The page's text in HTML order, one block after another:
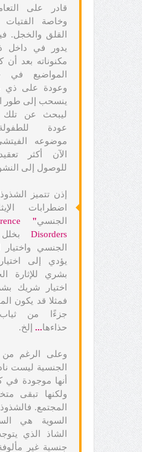
قادر على
وخاصة
القلق والخجل.
يدور في داخل
مكنوناته بعد
المواضيع في
وعودة على ذي
ينسحب إلى طور
ليبحث عن تلك
عودة
موضوعه
الآن أكثر
للوصول إلى
إذن تتميز
اضطرابات
الجنسي"
Disorders
الجنسي
يؤدي إلى
بشري للإثارة
اختيار شريك
فمثلا قد يكون
جزءًا من
حذاءها... إلخ.
وعلى الرغم
الجنسية ليست
أنها موجودة في
ولكنها تبقى
المجتمع.
السوية هي
الشاذ الذي
جنسية غير